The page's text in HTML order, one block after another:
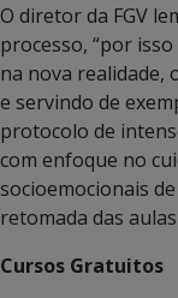
O diretor da FGV
processo, “por
na nova realidade,
e servindo de
protocolo de
com enfoque no
socioemocionais
retomada das
Cursos Gratuitos